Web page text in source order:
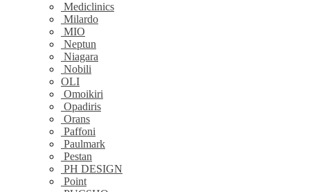
Mediclinics
Milardo
MIO
Neptun
Niagara
Nobili
OLI
Omoikiri
Opadiris
Orans
Paffoni
Paulmark
Pestan
PH DESIGN
Point